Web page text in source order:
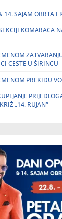
14. SAJAM OBRTA I
KOMARACA
CESTE U ŠIRINCU
PREKIDU
„14. RUJAN“